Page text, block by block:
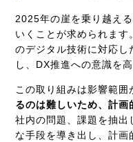
2025年の崖を乗り越え
いくことが求められま
のデジタル技術に対応し
し、DX推進への意識を高
この取り組みは影響範囲
るのは難しいため、計画
社内の問題、課題を抽出
な手段を導き出し、計